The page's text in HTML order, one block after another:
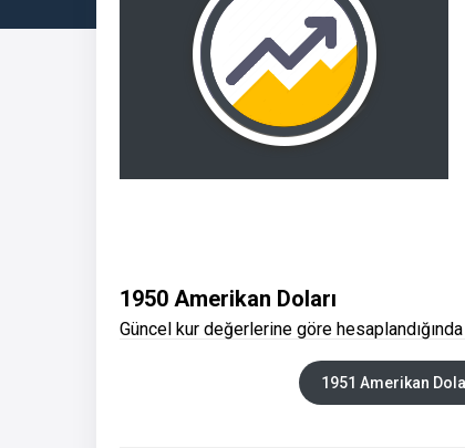
1950 Amerikan Doları
Güncel kur değerlerine göre
1951 Amerikan